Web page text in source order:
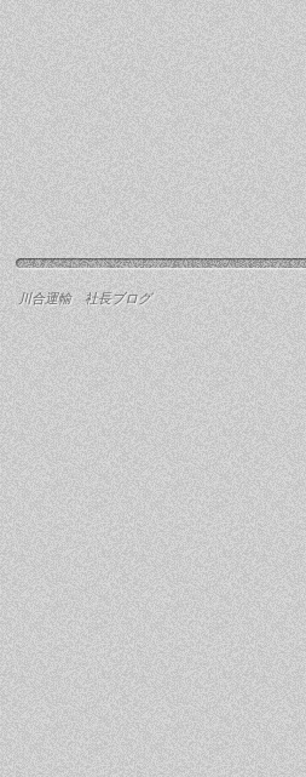
川合運輸 社長ブログ